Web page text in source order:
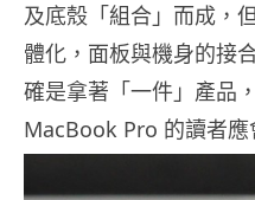
及底殼「組合」而成，
體化，面板與機身的接
確是拿著「一件」產品
MacBook Pro 的讀者應